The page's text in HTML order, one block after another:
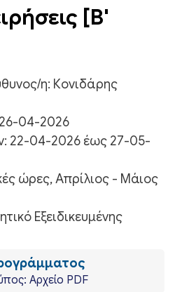
[Β'
η: Κονιδάρης
26-04-2026
22-04-2026 έως 27-05-
ώρες, Απρίλιος - Μάιος
Εξειδικευμένης
Αρχείο PDF